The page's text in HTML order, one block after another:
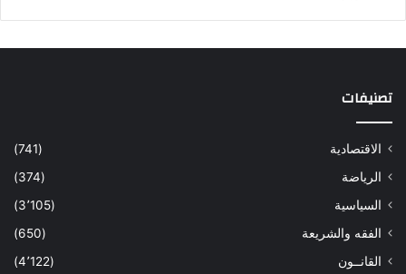
تصنيفات
الاقتصادية
(741)
الرياضة
(374)
السياسية
(3٬105)
الفقه والشريعة
(650)
القانــون
(4٬122)